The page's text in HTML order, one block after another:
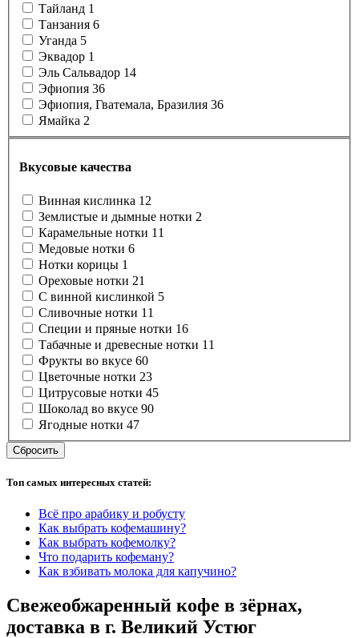
Тайланд 1
Танзания 6
Уганда 5
Эквадор 1
Эль Сальвадор 14
Эфиопия 36
Эфиопия, Гватемала, Бразилия 36
Ямайка 2
Вкусовые качества
Винная кислинка 12
Землистые и дымные нотки 2
Карамельные нотки 11
Медовые нотки 6
Нотки корицы 1
Ореховые нотки 21
С винной кислинкой 5
Сливочные нотки 11
Специи и пряные нотки 16
Табачные и древесные нотки 11
Фрукты во вкусе 60
Цветочные нотки 23
Цитрусовые нотки 45
Шоколад во вкусе 90
Ягодные нотки 47
Сбросить
Топ самых интересных статей:
Всё про арабику и робусту
Как выбрать кофемашину?
Как выбрать кофемолку?
Что подарить кофеману?
Как взбивать молока для капучино?
Свежеобжаренный кофе в зёрнах,
доставка в г. Великий Устюг